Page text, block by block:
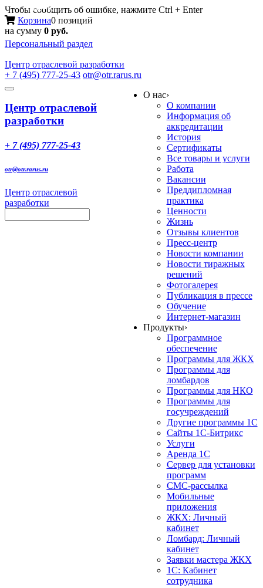
Чтобы сообщить об ошибке, нажмите Ctrl + Enter
Корзина0 позиций
на сумму 0 руб.
Персональный раздел
Центр отраслевой разработки
+ 7 (495) 777-25-43 otr@otr.rarus.ru
Toggle
Меню
Центр отраслевой
разработки
+ 7 (495) 777-25-43
otr@otr.rarus.ru
Центр отраслевой
разработки
О нас›
О компании
Информация об
аккредитации
История
Сертификаты
Все товары и услуги
Работа
Вакансии
Преддипломная
практика
Ценности
Жизнь
Отзывы клиентов
Пресс-центр
Новости компании
Новости тиражных
решений
Фотогалерея
Публикация в прессе
Обучение
Интернет-магазин
Продукты›
Программное
обеспечение
Программы для ЖКХ
Программы для
ломбардов
Программы для НКО
Программы для
госучреждений
Другие программы 1С
Сайты 1С-Битрикс
Услуги
Аренда 1С
Сервер для установки
программ
СМС-рассылка
Мобильные
приложения
ЖКХ: Личный
кабинет
Ломбард: Личный
кабинет
Заявки мастера ЖКХ
1С: Кабинет
сотрудника